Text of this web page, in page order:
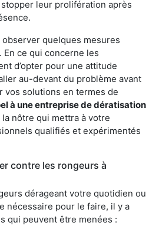
leur prolifération après
quelques mesures
ce qui concerne les
d’opter pour une attitude
au-devant du problème avant
vos solutions en termes de
à une entreprise de dératisation
la nôtre qui mettra à votre
qualifiés et expérimentés
contre les rongeurs à
dérageant votre quotidien ou
nécessaire pour le faire, il y a
qui peuvent être menées :